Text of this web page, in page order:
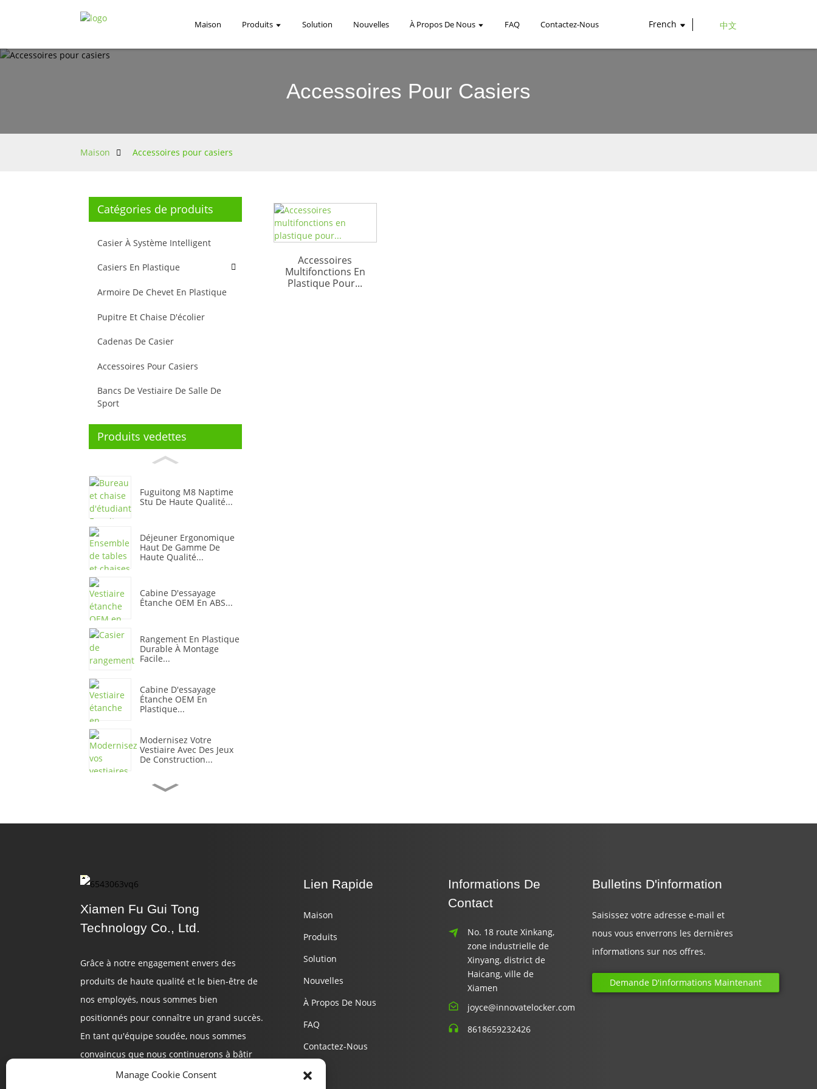
Maison Produits Solution Nouvelles À Propos De Nous FAQ Contactez-Nous French 中文
Accessoires Pour Casiers
Maison Accessoires pour casiers
Catégories de produits
Casier À Système Intelligent
Casiers En Plastique
Armoire De Chevet En Plastique
Pupitre Et Chaise D'écolier
Cadenas De Casier
Accessoires Pour Casiers
Bancs De Vestiaire De Salle De
Sport
Produits vedettes
Fuguitong M8 Naptime
Stu De Haute Qualité...
Déjeuner Ergonomique
Haut De Gamme De
Haute Qualité...
Cabine D'essayage
Étanche OEM En ABS...
Rangement En Plastique
Durable À Montage
Facile...
Cabine D'essayage
Étanche OEM En
Plastique...
Modernisez Votre
Vestiaire Avec Des Jeux
De Construction...
Armoire De Rangement
Pratique Et Durable...
Sécurité...
Accessoires
Multifonctions En
Plastique Pour...
Xiamen Fu Gui Tong
Technology Co., Ltd.
Grâce à notre engagement envers des
produits de haute qualité et le bien-être de
nos employés, nous sommes bien
positionnés pour connaître un grand succès.
En tant qu'équipe soudée, nous sommes
convaincus que nous continuerons à bâtir
un avenir prometteur.
Lien Rapide
Maison
Produits
Solution
Nouvelles
À Propos De Nous
FAQ
Contactez-Nous
Informations De
Contact
No. 18 route Xinkang,
zone industrielle de
Xinyang, district de
Haicang, ville de
Xiamen
joyce@innovatelocker.com
8618659232426
Bulletins D'information
Saisissez votre adresse e-mail et
nous vous enverrons les dernières
informations sur nos offres.
Demande D'informations Maintenant
Manage Cookie Consent